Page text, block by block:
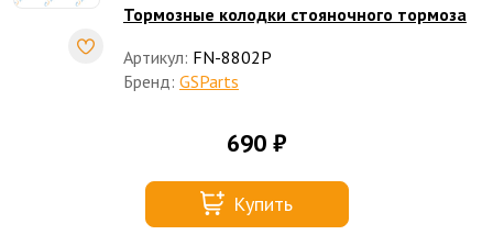
Тормозные колодки стояночного тормоза
Артикул: FN-8802P
Бренд: GSParts
690 ₽
Купить